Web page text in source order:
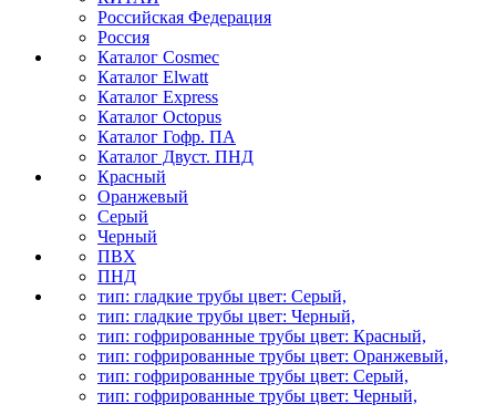
Российская Федерация
Россия
Каталог Cosmec
Каталог Elwatt
Каталог Express
Каталог Octopus
Каталог Гофр. ПА
Каталог Двуст. ПНД
Красный
Оранжевый
Серый
Черный
ПВХ
ПНД
тип: гладкие трубы цвет: Серый,
тип: гладкие трубы цвет: Черный,
тип: гофрированные трубы цвет: Красный,
тип: гофрированные трубы цвет: Оранжевый,
тип: гофрированные трубы цвет: Серый,
тип: гофрированные трубы цвет: Черный,